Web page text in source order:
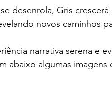
desenrola, Gris
novos caminhos
narrativa serena e
abaixo algumas imagens